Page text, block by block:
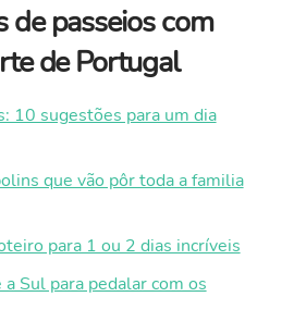
de passeios com
de Portugal
10 sugestões para um dia
que vão pôr toda a familia
para 1 ou 2 dias incríveis
Sul para pedalar com os